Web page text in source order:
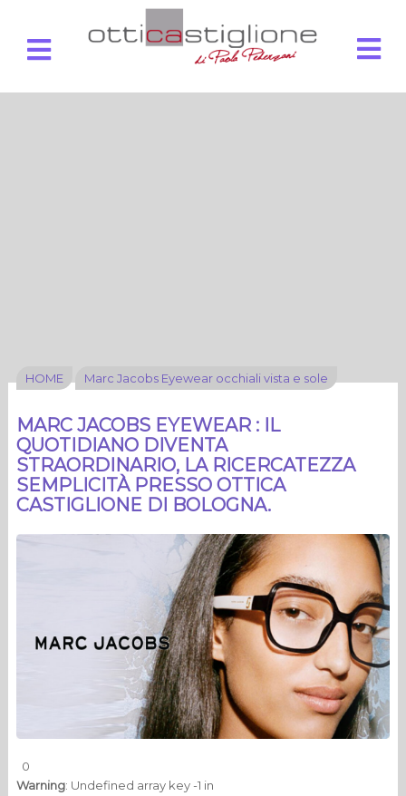
HOME Marc Jacobs Eyewear occhiali vista e sole
MARC JACOBS EYEWEAR : IL
QUOTIDIANO DIVENTA
STRAORDINARIO, LA RICERCATEZZA
SEMPLICITÀ PRESSO OTTICA
CASTIGLIONE DI BOLOGNA.
0
Warning: Undefined array key -1 in